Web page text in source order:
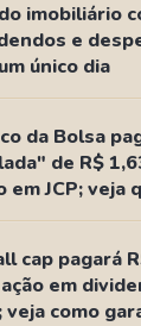
de Dividendos
do Dividendo
Mais
Iniciante
imobiliário
e
único dia
da Bolsa
de R$
em JCP; veja
cap pagará
em
veja como